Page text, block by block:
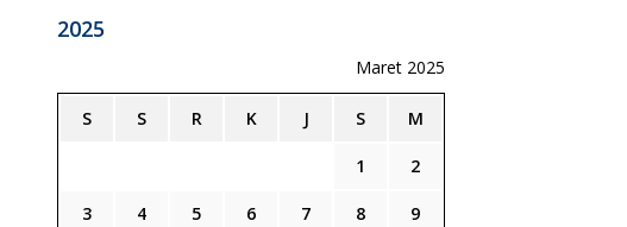
2025
Maret 2025
S S R K J S M
1 2
3 4 5 6 7 8 9